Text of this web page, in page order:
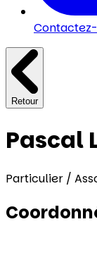
Retour
Pascal
Particulier /